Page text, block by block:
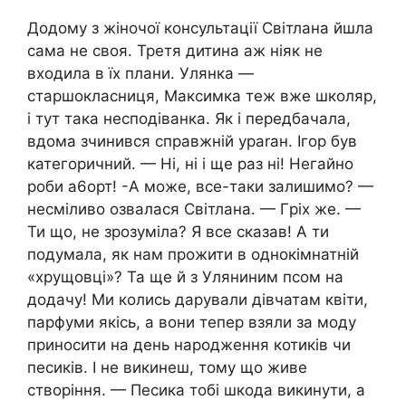
Додому з жіночої консультації Світлана йшла
сама не своя. Третя дитина аж ніяк не
входила в їх плани. Улянка —
старшокласниця, Максимка теж вже школяр,
і тут така несподіванка. Як і передбачала,
вдома зчинився справжній yparан. Ігор був
категоричний. — Ні, ні і ще раз ні! Негайно
роби а6орт! -А може, все-таки залишимо? —
несміливо озвалася Світлана. — Гpix же. —
Ти що, не зрозуміла? Я все сказав! А ти
подумала, як нам прожити в однокімнатній
«хрущовці»? Та ще й з Уляниним псом на
додачу! Ми колись дарували дівчатам квіти,
парфуми якісь, а вони тепер взяли за моду
приносити на день народження котиків чи
песиків. І не викинеш, тому що живе
створіння. — Песика тобі шкода викинути, а